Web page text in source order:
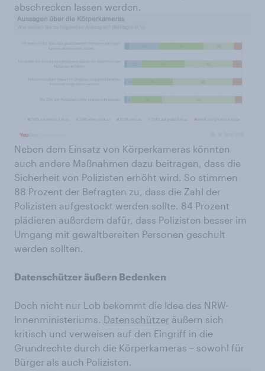
abschrecken lassen werden.
Neben dem Einsatz von Körperkameras könnten
auch andere Maßnahmen dazu beitragen, dass die
Sicherheit von Polizisten erhöht wird. So stimmen
88 Prozent der Befragten zu, dass die Zahl der
Polizisten aufgestockt werden sollte. 84 Prozent
plädieren außerdem dafür, dass Polizisten besser im
Umgang mit gewaltbereiten Personen geschult
werden sollten.
Datenschützer äußern Bedenken
Doch nicht nur Lob bekommt die Idee des NRW-
Innenministeriums. Datenschützer äußern sich
kritisch und verweisen auf den Eingriff in die
Grundrechte durch die Körperkameras – sowohl für
Bürger als auch Polizisten.